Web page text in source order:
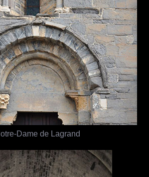
Dame de Lagrand